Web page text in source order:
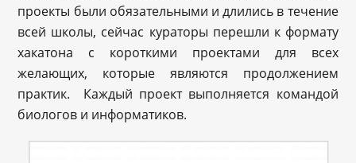
проекты были обязательными и длились в течение
всей школы, сейчас кураторы перешли к формату
хакатона с короткими проектами для всех
желающих, которые являются продолжением
практик. Каждый проект выполняется командой
биологов и информатиков.